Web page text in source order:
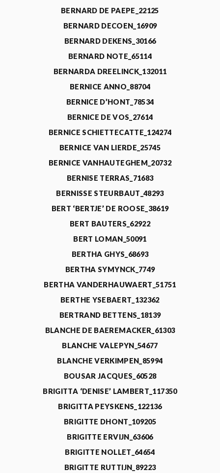
BERNARD DE PAEPE_22125
BERNARD DECOEN_16909
BERNARD DEKENS_30166
BERNARD NOTE_65114
BERNARDA DREELINCK_132011
BERNICE ANNO_88704
BERNICE D’HONT_78534
BERNICE DE VOS_27614
BERNICE SCHIETTECATTE_124274
BERNICE VAN LIERDE_25745
BERNICE VANHAUTEGHEM_20732
BERNISE TERRAS_71683
BERNISSE STEURBAUT_48293
BERT ‘BERTJE’ DE ROOSE_38619
BERT BAUTERS_62922
BERT LOMAN_50091
BERTHA GHYS_68693
BERTHA SYMYNCK_7749
BERTHA VANDERHAUWAERT_51751
BERTHE YSEBAERT_132362
BERTRAND BETTENS_18139
BLANCHE DE BAEREMACKER_61303
BLANCHE VALEPYN_54677
BLANCHE VERKIMPEN_85994
BOUSAR JACQUES_60528
BRIGITTA ‘DENISE’ LAMBERT_117350
BRIGITTA PEYSKENS_122136
BRIGITTE DHONT_109205
BRIGITTE ERVIJN_63606
BRIGITTE NOLLET_64654
BRIGITTE RUTTIJN_89223